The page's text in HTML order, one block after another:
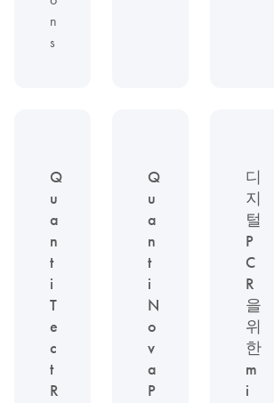
n
s
Q
u
a
n
t
i
T
e
c
t
R
Q
u
a
n
t
i
N
o
v
a
P
디
지
털
P
C
R
을
위
한
m
i